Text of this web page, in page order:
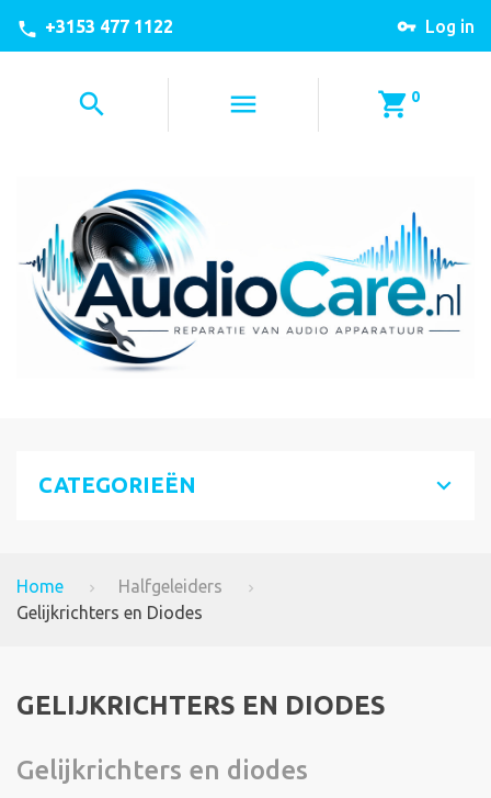
Log in
+3153 477 1122
0
CATEGORIEËN
Home
Halfgeleiders
Gelijkrichters en Diodes
GELIJKRICHTERS EN DIODES
Gelijkrichters en diodes